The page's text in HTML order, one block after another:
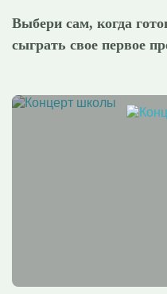
Выбери сам, когда
сыграть свое первое